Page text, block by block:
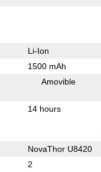
Li-Ion
1500 mAh
Amovible
14 hours
NovaThor U8420
2